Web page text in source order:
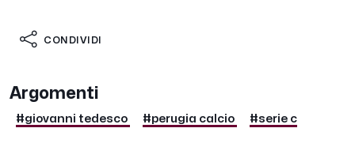
CONDIVIDI
Argomenti
#giovanni tedesco #perugia calcio #serie c